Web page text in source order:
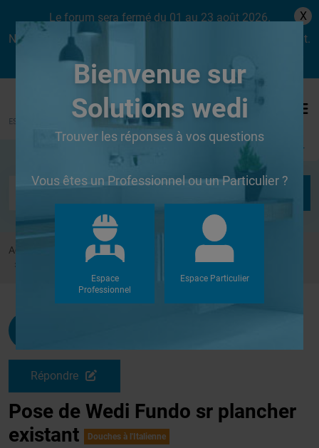
Le forum sera fermé du 01 au 23 août 2026.
Nous aurons le plaisir de vous retrouver dès le lundi 24 août.
X
Se connecter
Accueil Forums
Douches à l'Italienne
Pose de Wedi Fundo sr plancher existant
Répondre
Pose de Wedi Fundo sr plancher
existant
Douches à l'Italienne
Bienvenue sur
Solutions wedi
Trouver les réponses à vos questions
Vous êtes un Professionnel ou un Particulier ?
Espace
Professionnel
Espace Particulier